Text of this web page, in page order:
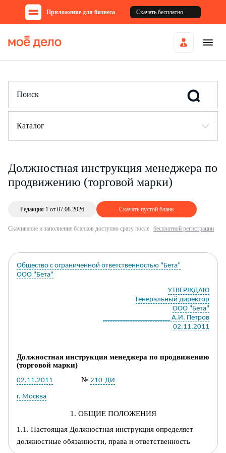
Приложение для бизнеса Скачать бесплатно
Каталог
Должностная инструкция менеджера по
продвижению (торговой марки)
Редакция 1 от 07.08.2026 Скачать пустой бланк
Скачивание и заполнение бланков доступно сразу после бесплатной регистрации
Общество с ограниченной ответственностью "Бета"
ООО "Бета"
УТВЕРЖДАЮ
Генеральный директор
ООО "Бета"
___________________ А.И. Петров
02.11.2011
Должностная инструкция менеджера по продвижению
(торговой марки)
02.11.2011 № 210-ДИ
г. Москва
1. ОБЩИЕ ПОЛОЖЕНИЯ
1.1. Настоящая Должностная инструкция определяет
должностные обязанности, права и ответственность